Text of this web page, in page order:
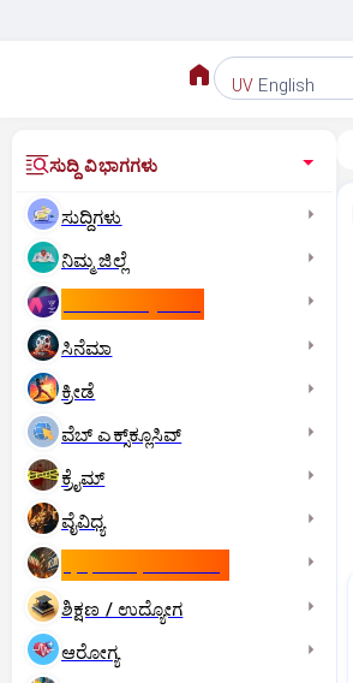
UV English
ಸುದ್ದಿ ವಿಭಾಗಗಳು
ಸುದ್ದಿಗಳು
ನಿಮ್ಮ ಜಿಲ್ಲೆ
ಸಿನೆಮಾ
ಕ್ರೀಡೆ
ವೆಬ್ ಎಕ್ಸ್‌ಕ್ಲೂಸಿವ್
ಕ್ರೈಮ್
ವೈವಿಧ್ಯ
ಶಿಕ್ಷಣ / ಉದ್ಯೋಗ
ಆರೋಗ್ಯ